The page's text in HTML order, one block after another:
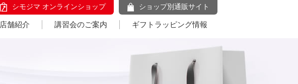
シモジマ オンラインショップ ショップ別通販サイト
店舗紹介 講習会のご案内 ギフトラッピング情報